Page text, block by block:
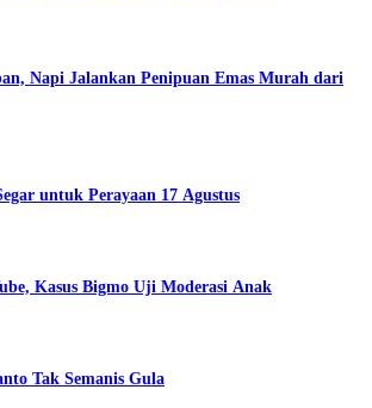
Napi Jalankan Penipuan Emas Murah dari
untuk Perayaan 17 Agustus
Kasus Bigmo Uji Moderasi Anak
Tak Semanis Gula